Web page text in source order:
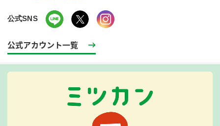
公式SNS
公式アカウント一覧